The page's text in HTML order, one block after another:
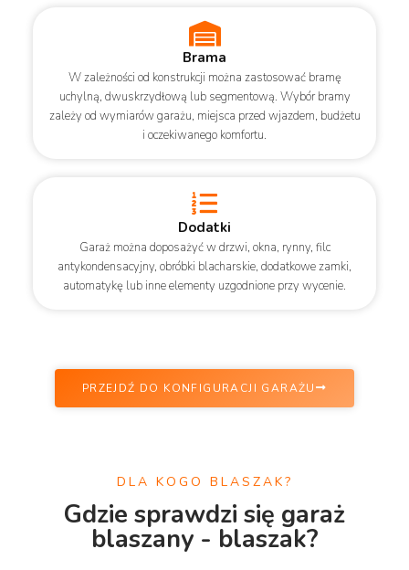
Brama
W zależności od konstrukcji można zastosować bramę
uchylną, dwuskrzydłową lub segmentową. Wybór bramy
zależy od wymiarów garażu, miejsca przed wjazdem, budżetu
i oczekiwanego komfortu.
Dodatki
Garaż można doposażyć w drzwi, okna, rynny, filc
antykondensacyjny, obróbki blacharskie, dodatkowe zamki,
automatykę lub inne elementy uzgodnione przy wycenie.
PRZEJDŹ DO KONFIGURACJI GARAŻU
DLA KOGO BLASZAK?
Gdzie sprawdzi się garaż
blaszany - blaszak?